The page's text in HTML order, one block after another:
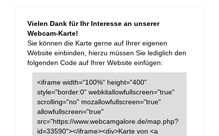
Vielen Dank für Ihr Interesse an unserer
Webcam-Karte!
Sie können die Karte gerne auf Ihrer eigenen
Website einbinden, hierzu müssen Sie lediglich den
folgenden Code auf Ihrer Website einfügen:
<iframe width="100%" height="400"
style="border:0" webkitallowfullscreen="true"
scrolling="no" mozallowfullscreen="true"
allowfullscreen="true"
src="https://www.webcamgalore.de/map.php?
id=33590"></iframe><div>Karte von <a